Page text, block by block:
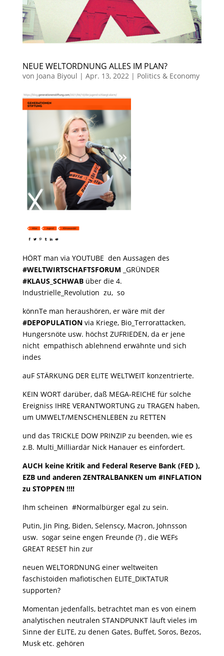
NEUE WELTORDNUNG ALLES IM PLAN?
von Joana Biyoul | Apr. 13, 2022 | Politics & Economy
HÖRT man via YOUTUBE den Aussagen des
#WELTWIRTSCHAFTSFORUM _GRÜNDER
#KLAUS_SCHWABüber die 4.
Industrielle_Revolution zu, so
könnTe man heraushören, er wäre mit der
#DEPOPULATIONvia Kriege, Bio_Terrorattacken,
Hungersnöte usw. höchst ZUFRIEDEN, da er jene
nicht empathisch ablehnend erwähnte und sich
indes
auF STÄRKUNG DER ELITE WELTWEIT konzentrierte.
KEIN WORT darüber, daß MEGA-REICHE für solche
Ereigniss IHRE VERANTWORTUNG zu TRAGEN haben,
um UMWELT/MENSCHENLEBEN zu RETTEN
und das TRICKLE DOW PRINZIP zu beenden, wie es
z.B. Multi_Milliardär Nick Hanauer es einfordert.
AUCH keine Kritik and Federal Reserve Bank (FED ),
EZB und anderen ZENTRALBANKEN um #INFLATION
zu STOPPEN !!!!
Ihm scheinen #Normalbürger egal zu sein.
Putin, Jin Ping, Biden, Selenscy, Macron, Johnsson
usw. sogar seine engen Freunde (?) , die WEFs
GREAT RESET hin zur
neuen WELTORDNUNG einer weltweiten
faschistoiden mafiotischen ELITE_DIKTATUR
supporten?
Momentan jedenfalls, betrachtet man es von einem
analytischen neutralen STANDPUNKT läuft vieles im
Sinne der ELITE, zu denen Gates, Buffet, Soros, Bezos,
Musk etc. gehören